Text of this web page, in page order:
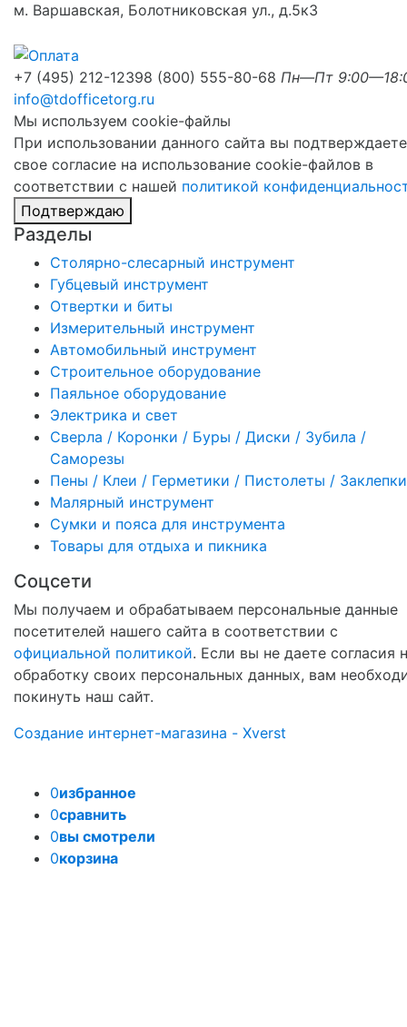
м. Варшавская, Болотниковская ул., д.5к3
+7 (495) 212-12398 (800) 555-80-68 Пн—Пт
info@tdofficetorg.ru
Мы используем cookie-файлы
При использовании данного сайта вы подтверждаете
свое согласие на использование cookie-файлов в
соответствии с нашей политикой
Подтверждаю
Разделы
Столярно-слесарный инструмент
Губцевый инструмент
Отвертки и биты
Измерительный инструмент
Автомобильный инструмент
Строительное оборудование
Паяльное оборудование
Электрика и свет
Сверла / Коронки / Буры / Диски / Зубила /
Саморезы
Пены / Клеи / Герметики / Пистолеты / Заклепки
Малярный инструмент
Сумки и пояса для инструмента
Товары для отдыха и пикника
Соцсети
Мы получаем и обрабатываем персональные данные
посетителей нашего сайта в соответствии с
официальной политикой. Если вы не даете согласия
обработку своих персональных данных, вам
покинуть наш сайт.
Создание интернет-магазина - Xverst
0избранное
0сравнить
0вы смотрели
0корзина